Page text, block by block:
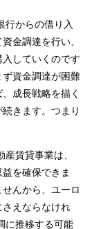
行からの借り入
金調達を行い、
していくのです
資金調達が困難
成長戦略を描く
きます。つまり
賃貸事業は、
を確保できま
んから、ユーロ
えならなけれ
に推移する可能